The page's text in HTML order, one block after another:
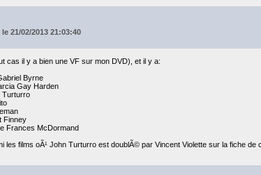
21/02/2013 21:03:40
cas il y a bien une VF sur mon DVD), et il y a:
Byrne
Gay Harden
Turturro
Finney
Frances McDormand
les films oÃ¹ John Turturro est doublÃ© par Vincent Violette sur la fiche de